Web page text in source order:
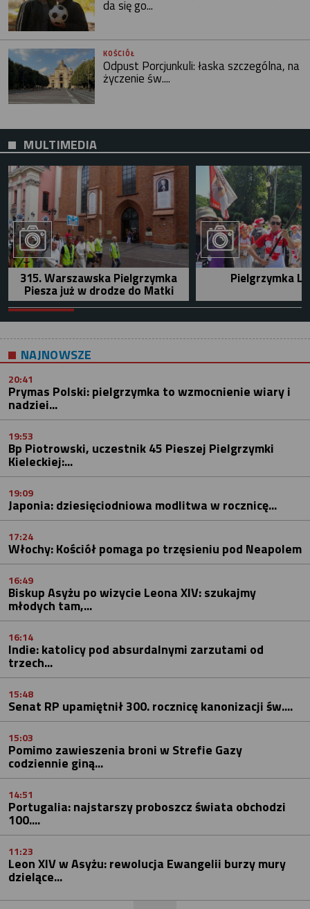
da się go...
KOŚCIÓŁ
Odpust Porcjunkuli: łaska szczególna, na
życzenie św....
MULTIMEDIA
315. Warszawska Pielgrzymka
Piesza już w drodze do Matki
Pielgrzymka
NAJNOWSZE
20:41
Prymas Polski: pielgrzymka to wzmocnienie wiary i
nadziei...
19:53
Bp Piotrowski, uczestnik 45 Pieszej Pielgrzymki
Kieleckiej:...
19:09
Japonia: dziesięciodniowa modlitwa w rocznicę...
17:24
Włochy: Kościół pomaga po trzęsieniu pod Neapolem
16:49
Biskup Asyżu po wizycie Leona XIV: szukajmy
młodych tam,...
16:14
Indie: katolicy pod absurdalnymi zarzutami od
trzech...
15:48
Senat RP upamiętnił 300. rocznicę kanonizacji św....
15:03
Pomimo zawieszenia broni w Strefie Gazy
codziennie giną...
14:51
Portugalia: najstarszy proboszcz świata obchodzi
100....
11:23
Leon XIV w Asyżu: rewolucja Ewangelii burzy mury
dzielące...